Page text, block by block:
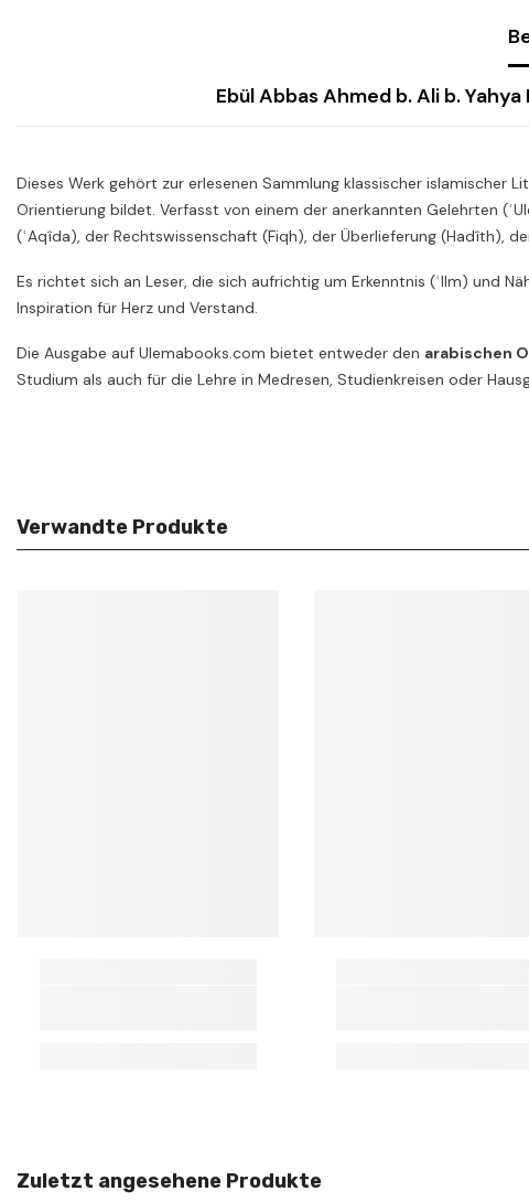
Dieses Werk gehört zur erlesenen Sammlung klassischer
Orientierung bildet. Verfasst von einem der anerkannten Gelehrten
(ʿAqîda), der Rechtswissenschaft (Fiqh), der Überlieferung (Hadîth),
Es richtet sich an Leser, die sich aufrichtig um Erkenntnis (ʿIlm) und
Inspiration für Herz und Verstand.
Die Ausgabe auf Ulemabooks.com bietet entweder den arabischen
Studium als auch für die Lehre in Medresen, Studienkreisen oder
Verwandte Produkte
Zuletzt angesehene Produkte